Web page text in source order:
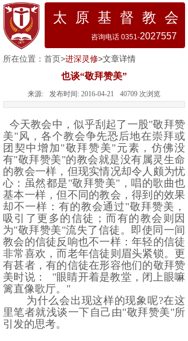
太 原 基 督 教 会
咨询电话 0351-2027557
所在位置： 首页>进深灵修>文章详情
也谈“敬拜赞美”
来源: 发布时间: 2016-04-21 40709 次浏览
今天教会中，似乎刮起了一股"敬拜赞
美"风，各个教会争先恐后地在崇拜或
团契中增加 "敬拜赞美"元素，仿佛没
有"敬拜赞美"的教会就是没有属灵生命
的教会一样，但现实情况却令人颇为忧
心：虽然都是"敬拜赞美" ，唱的歌曲也
基本一样，但不同的教会，得到的效果
却不一样：有的教会通过"敬拜赞美，
吸引了更多的信徒；而有的教会则因
为"敬拜赞美"流失了信徒。即使同一间
教会的信徒反响也不一样：年轻的信徒
非常喜欢，而老年信徒则眉头紧锁。更
有甚者，有的信徒在形容他们的敬拜赞
美时说：
"眼睛开着是教堂，闭上眼嘛
篱直像歌厅。 "
为什么会出现这样的现象呢?在这
里笔者就浅谈一下自己由"敬拜赞美"所
引发的思考。